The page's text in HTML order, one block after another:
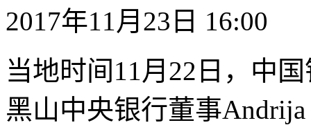
2017年11月23日 16:00
当地时间11月22日，中
黑山中央银行董事